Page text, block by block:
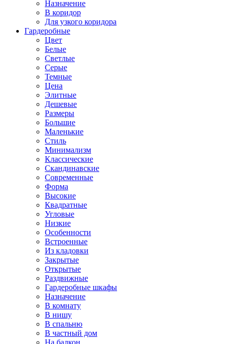
Назначение
В коридор
Для узкого коридора
Гардеробные
Цвет
Белые
Светлые
Серые
Темные
Цена
Элитные
Дешевые
Размеры
Большие
Маленькие
Стиль
Минимализм
Классические
Скандинавские
Современные
Форма
Высокие
Квадратные
Угловые
Низкие
Особенности
Встроенные
Из кладовки
Закрытые
Открытые
Раздвижные
Гардеробные шкафы
Назначение
В комнату
В нишу
В спальню
В частный дом
На балкон